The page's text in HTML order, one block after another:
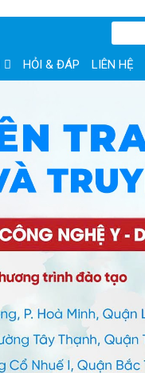
HỎI & ĐÁP LIÊN HỆ